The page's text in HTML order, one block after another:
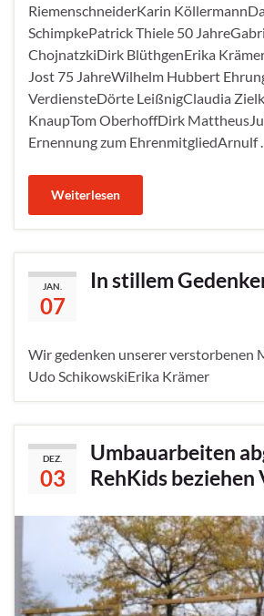
RiemenschneiderKarin
SchimpkePatrick Thiele 50
ChojnatzkiDirk BlüthgenErika
Jost 75 JahreWilhelm Hubbert
VerdiensteDörte LeißnigClaudia
KnaupTom OberhoffDirk
Ernennung zum EhrenmitgliedArnulf
Weiterlesen
JAN.
07
In stillem
Wir gedenken unserer verstorbenen
Udo SchikowskiErika Krämer
DEZ.
03
Umbauarbeiten
RehKids beziehen